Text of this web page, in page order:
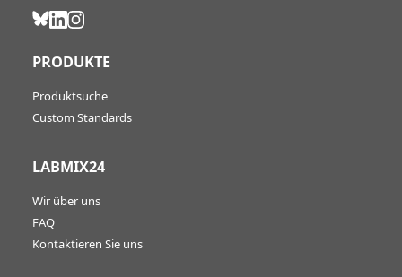
PRODUKTE
Produktsuche
Custom Standards
LABMIX24
Wir über uns
FAQ
Kontaktieren Sie uns